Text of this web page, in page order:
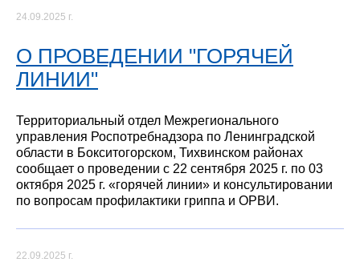
24.09.2025 г.
О ПРОВЕДЕНИИ "ГОРЯЧЕЙ
ЛИНИИ"
Территориальный отдел Межрегионального
управления Роспотребнадзора по Ленинградской
области в Бокситогорском, Тихвинском районах
сообщает о проведении с 22 сентября 2025 г. по 03
октября 2025 г. «горячей линии» и консультировании
по вопросам профилактики гриппа и ОРВИ.
22.09.2025 г.